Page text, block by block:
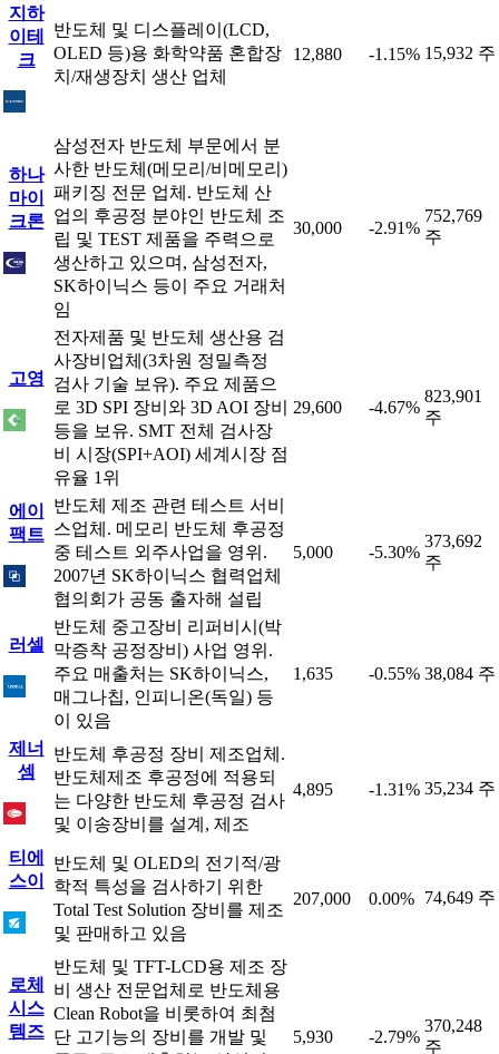
지하
이테
크
반도체 및 디스플레이(LCD,
OLED 등)용 화학약품 혼합장
치/재생장치 생산 업체
12,880 -1.15% 15,932 주
하나
마이
크론
삼성전자 반도체 부문에서 분
사한 반도체(메모리/비메모리)
패키징 전문 업체. 반도체 산
업의 후공정 분야인 반도체 조
립 및 TEST 제품을 주력으로
생산하고 있으며, 삼성전자,
SK하이닉스 등이 주요 거래처
임
30,000 -2.91%
752,769
주
고영
전자제품 및 반도체 생산용 검
사장비업체(3차원 정밀측정
검사 기술 보유). 주요 제품으
로 3D SPI 장비와 3D AOI 장비
등을 보유. SMT 전체 검사장
비 시장(SPI+AOI) 세계시장 점
유율 1위
29,600 -4.67%
823,901
주
에이
팩트
반도체 제조 관련 테스트 서비
스업체. 메모리 반도체 후공정
중 테스트 외주사업을 영위.
2007년 SK하이닉스 협력업체
협의회가 공동 출자해 설립
5,000 -5.30%
373,692
주
러셀
반도체 중고장비 리퍼비시(박
막증착 공정장비) 사업 영위.
주요 매출처는 SK하이닉스,
매그나칩, 인피니온(독일) 등
이 있음
1,635 -0.55% 38,084 주
제너
셈
반도체 후공정 장비 제조업체.
반도체제조 후공정에 적용되
는 다양한 반도체 후공정 검사
및 이송장비를 설계, 제조
4,895 -1.31% 35,234 주
티에
스이
반도체 및 OLED의 전기적/광
학적 특성을 검사하기 위한
Total Test Solution 장비를 제조
및 판매하고 있음
207,000 0.00% 74,649 주
로체
시스
템즈
반도체 및 TFT-LCD용 제조 장
비 생산 전문업체로 반도체용
Clean Robot을 비롯하여 최첨
단 고기능의 장비를 개발 및
5,930 -2.79%
370,248
주